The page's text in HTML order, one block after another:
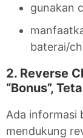
gunakan
baterai/
2. Reverse
“Bonus”,
Ada informasi
mendukung